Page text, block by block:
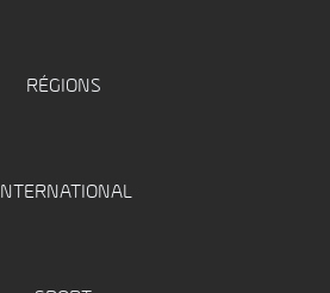
RÉGIONS
INTERNATIONAL